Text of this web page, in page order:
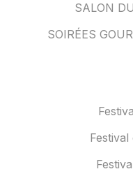
SALON
SOIRÉES